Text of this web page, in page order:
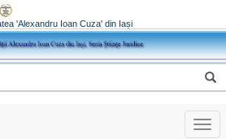
'Alexandru Ioan Cuza' din Iași